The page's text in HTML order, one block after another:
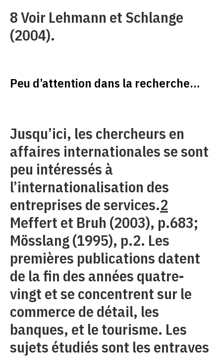
8 Voir Lehmann et Schlange
(2004).
Peu d’attention dans la recherche…
Jusqu’ici, les chercheurs en
affaires internationales se sont
peu intéressés à
l’internationalisation des
entreprises de services.2
Meffert et Bruh (2003), p.683;
Mösslang (1995), p.2. Les
premières publications datent
de la fin des années quatre-
vingt et se concentrent sur le
commerce de détail, les
banques, et le tourisme. Les
sujets étudiés sont les entraves